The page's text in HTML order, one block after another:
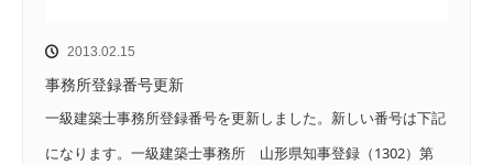
2013.02.15
事務所登録番号更新
一級建築士事務所登録番号を更新しました。新しい番号は下記
になります。一級建築士事務所 山形県知事登録（1302）第